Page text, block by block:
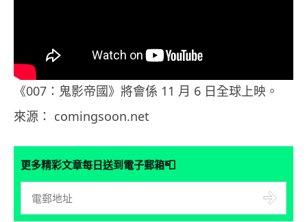
《007：鬼影帝國》將會係 11 月 6 日全球上映。
來源： comingsoon.net
更多精彩文章每日送到電子郵箱📮